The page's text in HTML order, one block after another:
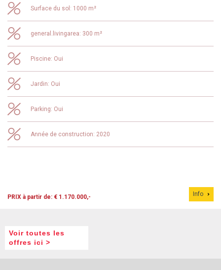
Surface du sol: 1000 m²
general.livingarea: 300 m²
Piscine: Oui
Jardin: Oui
Parking: Oui
Année de construction: 2020
PRIX à partir de: € 1.170.000,- Info
Voir toutes les
offres ici >